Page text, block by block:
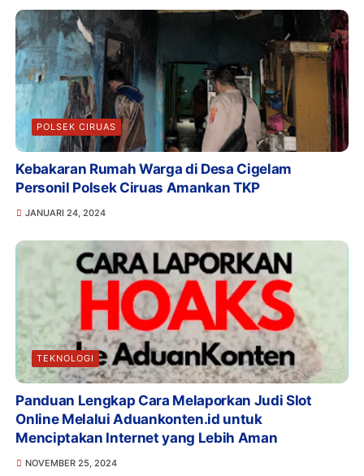
POLSEK CIRUAS
Kebakaran Rumah Warga di Desa Cigelam
Personil Polsek Ciruas Amankan TKP
JANUARI 24, 2024
TEKNOLOGI
Panduan Lengkap Cara Melaporkan Judi Slot
Online Melalui Aduankonten.id untuk
Menciptakan Internet yang Lebih Aman
NOVEMBER 25, 2024